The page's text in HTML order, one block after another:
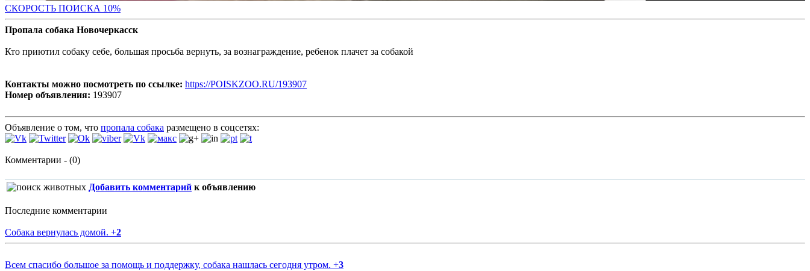
СКОРОСТЬ ПОИСКА 10%
Пропала собака Новочеркасск
Кто приютил собаку себе, большая просьба вернуть, за вознаграждение, ребенок плачет за собакой
Контакты можно посмотреть по ссылке: https://POISKZOO.RU/193907
Номер объявления: 193907
Объявление о том, что пропала собака размещено в соцсетях:
Комментарии - (0)
Добавить комментарий к объявлению
Последние комментарии
Собака вернулась домой. +2
Всем спасибо большое за помощь и поддержку, собака нашлась сегодня утром. +3